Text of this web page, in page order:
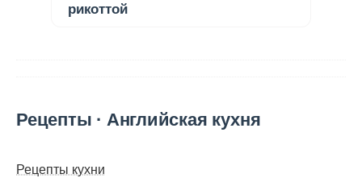
рикоттой
Рецепты · Английская кухня
Рецепты кухни